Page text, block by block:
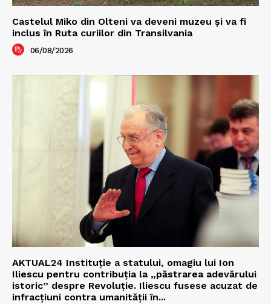
Castelul Miko din Olteni va deveni muzeu şi va fi
inclus în Ruta curiilor din Transilvania
06/08/2026
AKTUAL24 Instituție a statului, omagiu lui Ion
Iliescu pentru contribuția la „păstrarea adevărului
istoric” despre Revoluție. Iliescu fusese acuzat de
infracțiuni contra umanității în...